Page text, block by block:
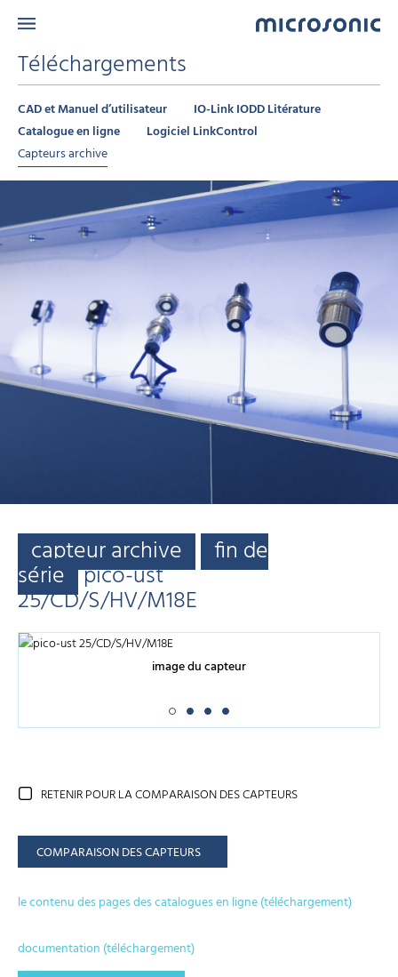
Téléchargements
CAD et Manuel d’utilisateur
IO-Link IODD Litérature
Catalogue en ligne
Logiciel LinkControl
Capteurs archive
capteur archive fin de
série pico-ust
25/CD/S/HV/M18E
image du capteur
RETENIR POUR LA COMPARAISON DES CAPTEURS
COMPARAISON DES CAPTEURS
le contenu des pages des catalogues en ligne (téléchargement)
documentation (téléchargement)